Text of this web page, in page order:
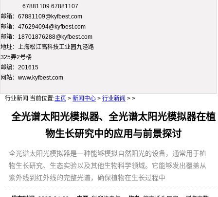
67881109 67881107
邮箱：67881109@kyfbest.com
邮箱：476294094@kyfbest.com
邮箱：18701876288@kyfbest.com
地址：上海松江高科技工业园九泾路
325弄2号楼
邮编：201615
网站：www.kyfbest.com
行业新闻 当前位置:主页 > 新闻中心 > 行业新闻 > >
全光谱太阳光模拟器、全光谱太阳光模拟器在植
物生长研究中的应用与前景探讨
全光谱太阳光模拟器是一种能够模拟自然阳光的设备，通常用于植
物生长研究、生态实验以及其他生物科学领域。它能够发出覆盖从
紫外线到红外线的完整光谱，确保植物在生长过程中